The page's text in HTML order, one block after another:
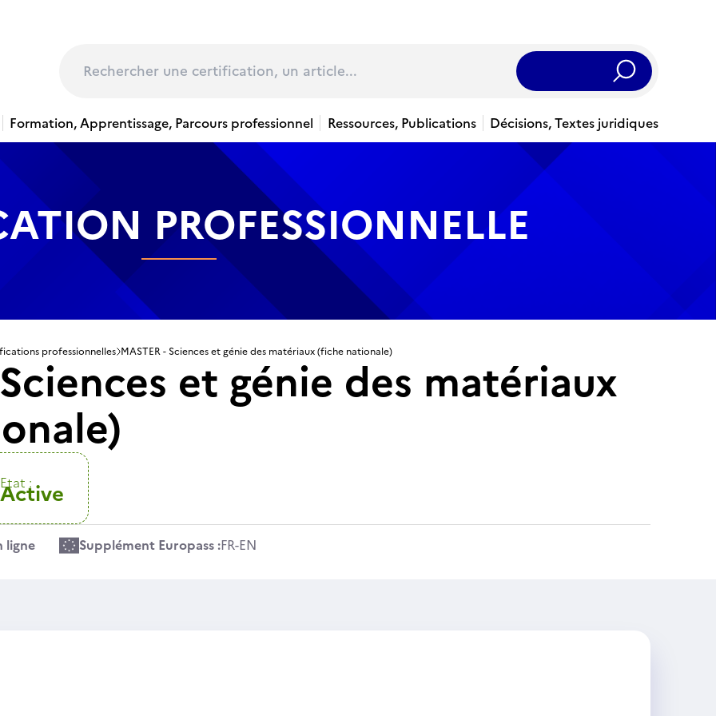
Rechercher
Formation, Apprentissage, Parcours professionnel Ressources, Publications Décisions, Textes juridiques
PROFESSIONNELLE
professionnelles MASTER - Sciences et génie des matériaux (fiche nationale)
Sciences et génie des matériaux
Etat :
Active
ligne Supplément Europass :FR-EN